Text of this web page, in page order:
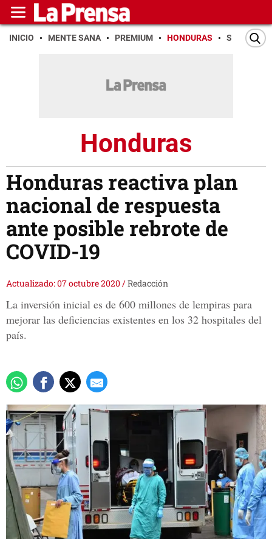
INICIO MENTE SANA PREMIUM HONDURAS SAN PEDRO
Honduras
Honduras reactiva plan
nacional de respuesta
ante posible rebrote de
COVID-19
Actualizado: 07 octubre 2020/Redacción
La inversión inicial es de 600 millones de lempiras para
mejorar las deficiencias existentes en los 32 hospitales del
país.